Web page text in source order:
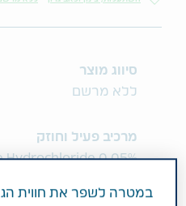
סיווג מוצר
ללא מרשם
מרכיב פעיל וחוזק
0.05% Oxymetazoline Hydrochloride
במטרה לשפר את חווית